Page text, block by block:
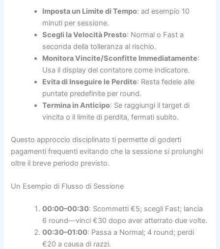
Imposta un Limite di Tempo: ad esempio 10
minuti per sessione.
Scegli la Velocità Presto: Normal o Fast a
seconda della tolleranza al rischio.
Monitora Vincite/Sconfitte Immediatamente:
Usa il display del contatore come indicatore.
Evita di Inseguire le Perdite: Resta fedele alle
puntate predefinite per round.
Termina in Anticipo: Se raggiungi il target di
vincita o il limite di perdita, fermati subito.
Questo approccio disciplinato ti permette di goderti
pagamenti frequenti evitando che la sessione si prolunghi
oltre il breve periodo previsto.
Un Esempio di Flusso di Sessione
00:00–00:30: Scommetti €5; scegli Fast; lancia
6 round—vinci €30 dopo aver atterrato due volte.
00:30–01:00: Passa a Normal; 4 round; perdi
€20 a causa di razzi.